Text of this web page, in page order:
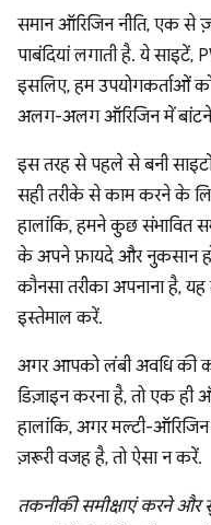
समान ऑरिजिन नीति, एक से
पाबंदियां लगाती है. ये साइटें,
इसलिए, हम उपयोगकर्ताओं
अलग-अलग ऑरिजिन में बांटने
इस तरह से पहले से बनी
सही तरीके से काम करने के
हालांकि, हमने कुछ संभावित
के अपने फ़ायदे और नुकसान
कौनसा तरीका अपनाना है,
इस्तेमाल करें.
अगर आपको लंबी अवधि की
डिज़ाइन करना है, तो एक ही
हालांकि, अगर मल्टी-
ज़रूरी वजह है, तो ऐसा न करें.
तकनीकी समीक्षाएं करने